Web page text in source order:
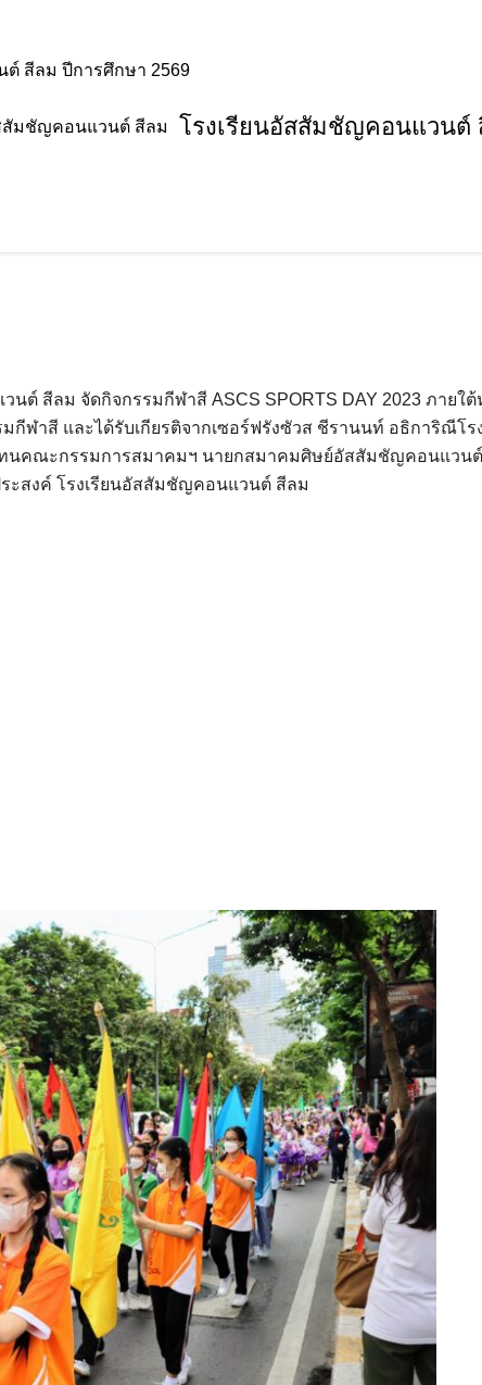
โรงเรียนอัสสัมชัญคอนแวนต์
ต์ สีลม ปีการศึกษา 2569
ายกิจการนักเรียน
ต์ สีลม จัดกิจกรรมกีฬาสี ASCS SPORTS DAY 2023 ภายใต้
ฬาสี และได้รับเกียรติจากเซอร์ฟรังซัวส ชีรานนท์ อธิการิณี
คณะกรรมการสมาคมฯ นายกสมาคมศิษย์อัสสัมชัญคอนแวนต์
ะสงค์ โรงเรียนอัสสัมชัญคอนแวนต์ สีลม